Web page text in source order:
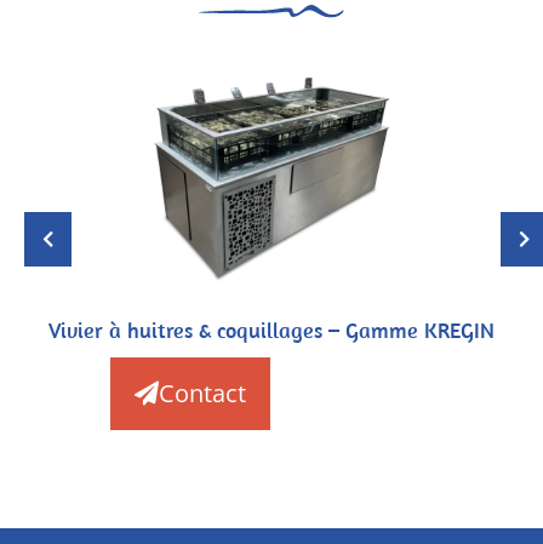
Contact
Vivier à huitres & coquillages – Gamme KREGIN